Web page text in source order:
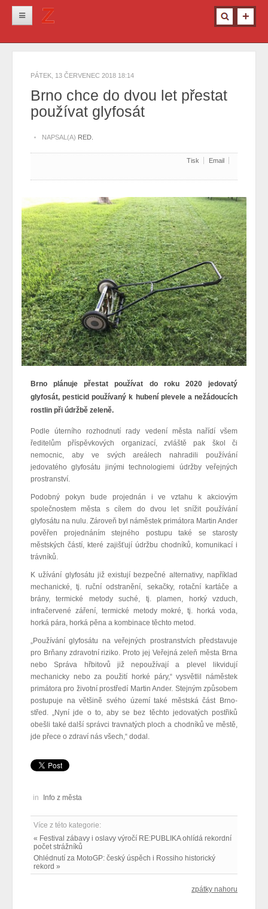
Kultura
Info z města
Ostatní
PÁTEK, 13 ČERVENEC 2018 18:14
Brno chce do dvou let přestat
používat glyfosát
NAPSAL(A) RED.
Tisk Email
Brno plánuje přestat používat do roku 2020 jedovatý
glyfosát, pesticid používaný k hubení plevele a nežádoucích
rostlin při údržbě zeleně.
Podle úterního rozhodnutí rady vedení města nařídí všem
ředitelům příspěvkových organizací, zvláště pak škol či
nemocnic, aby ve svých areálech nahradili používání
jedovatého glyfosátu jinými technologiemi údržby veřejných
prostranství.
Podobný pokyn bude projednán i ve vztahu k akciovým
společnostem města s cílem do dvou let snížit používání
glyfosátu na nulu. Zároveň byl náměstek primátora Martin Ander
pověřen projednáním stejného postupu také se starosty
městských částí, které zajišťují údržbu chodníků, komunikací i
trávníků.
K užívání glyfosátu již existují bezpečné alternativy, například
mechanické, tj. ruční odstranění, sekačky, rotační kartáče a
brány, termické metody suché, tj. plamen, horký vzduch,
infračervené záření, termické metody mokré, tj. horká voda,
horká pára, horká pěna a kombinace těchto metod.
„Používání glyfosátu na veřejných prostranstvích představuje
pro Brňany zdravotní riziko. Proto jej Veřejná zeleň města Brna
nebo Správa hřbitovů již nepoužívají a plevel likvidují
mechanicky nebo za použití horké páry,“ vysvětlil náměstek
primátora pro životní prostředí Martin Ander. Stejným způsobem
postupuje na většině svého území také městská část Brno-
střed. „Nyní jde o to, aby se bez těchto jedovatých postřiků
obešli také další správci travnatých ploch a chodníků ve městě,
jde přece o zdraví nás všech,“ dodal.
in Info z města
Více z této kategorie:
« Festival zábavy i oslavy výročí RE:PUBLIKA ohlídá rekordní
počet strážníků
Ohlédnutí za MotoGP: český úspěch i Rossiho historický
rekord »
zpátky nahoru